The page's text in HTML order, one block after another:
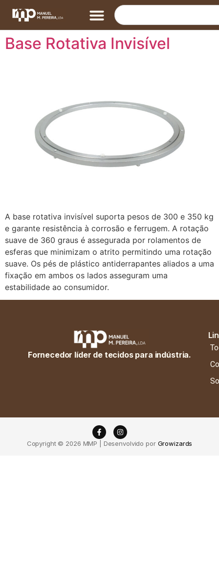
Base Rotativa Invisível
A base rotativa invisível suporta pesos de 300 e 350 kg
e garante resistência à corrosão e ferrugem. A rotação
suave de 360 graus é assegurada por rolamentos de
esferas que minimizam o atrito permitindo uma rotação
suave. Os pés de plástico antiderrapantes aliados a uma
fixação em ambos os lados asseguram uma
estabilidade ao consumidor.
Fornecedor líder de tecidos para indústria.
Copyright © 2026 MMP | Desenvolvido por Growizards